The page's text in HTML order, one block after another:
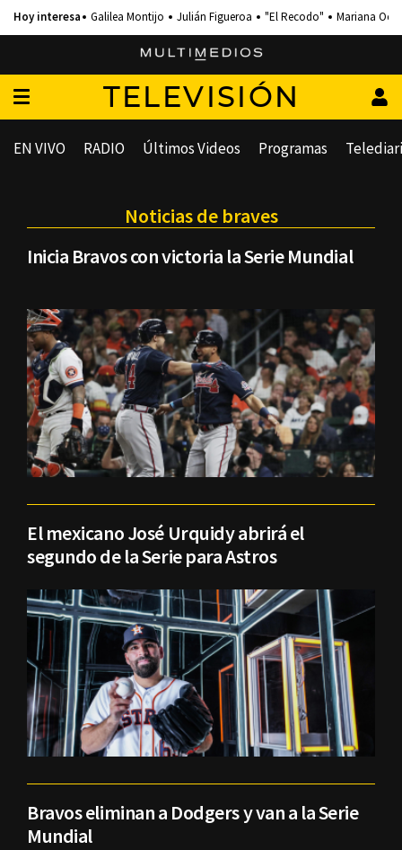
Galilea Montijo Julián Figueroa "El Recodo" Mariana
TELEVISIÓN
EN VIVO RADIO Últimos Videos Programas
Noticias de braves
Inicia Bravos con victoria la Serie Mundial
El mexicano José Urquidy abrirá el
segundo de la Serie para Astros
Bravos eliminan a Dodgers y van a la Serie
Mundial